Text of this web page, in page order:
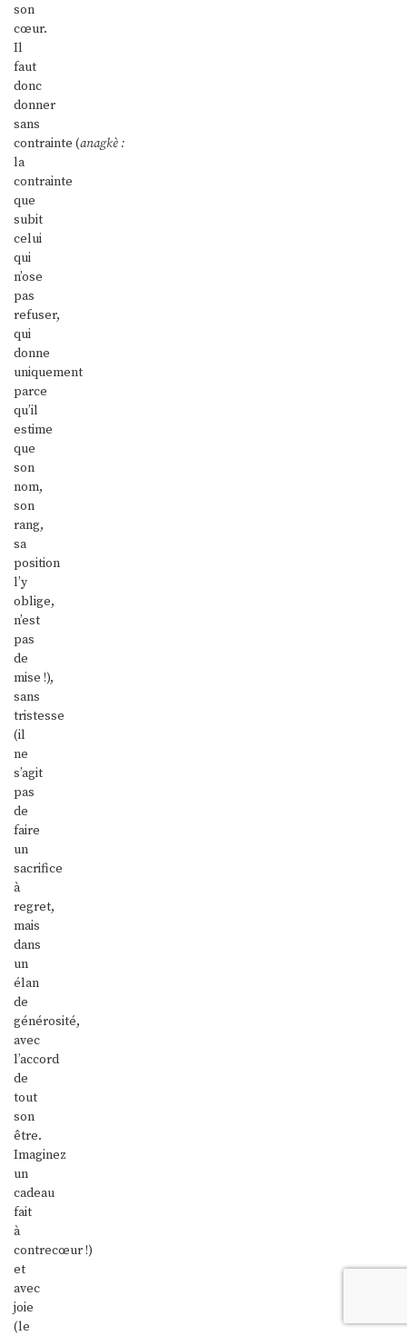
son
cœur.
Il
faut
donc
donner
sans
contrainte (anagkè :
la
contrainte
que
subit
celui
qui
n’ose
pas
refuser,
qui
donne
uniquement
parce
qu’il
estime
que
son
nom,
son
rang,
sa
position
l’y
oblige,
n’est
pas
de
mise !),
sans
tristesse
(il
ne
s’agit
pas
de
faire
un
sacrifice
à
regret,
mais
dans
un
élan
de
générosité,
avec
l’accord
de
tout
son
être.
Imaginez
un
cadeau
fait
à
contrecœur !)
et
avec
joie
(le